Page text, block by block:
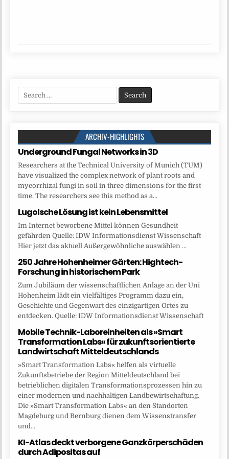
Search
for:
ARCHIV-HIGHLIGHTS
Underground Fungal Networks in 3D
Researchers at the Technical University of Munich (TUM)
have visualized the complex network of plant roots and
mycorrhizal fungi in soil in three dimensions for the first
time. The researchers see this method as a...
Lugolsche Lösung ist kein Lebensmittel
Im Internet beworbene Mittel können Gesundheit
gefährden Quelle: IDW Informationsdienst Wissenschaft
Hier jetzt das aktuell Außergewöhnliche auswählen ...
250 Jahre Hohenheimer Gärten: Hightech-
Forschung in historischem Park
Zum Jubiläum der wissenschaftlichen Anlage an der Uni
Hohenheim lädt ein vielfältiges Programm dazu ein,
Geschichte und Gegenwart des einzigartigen Ortes zu
entdecken. Quelle: IDW Informationsdienst Wissenschaft
Mobile Technik-Laboreinheiten als »Smart
Transformation Labs« für zukunftsorientierte
Landwirtschaft Mitteldeutschlands
»Smart Transformation Labs« helfen als virtuelle
Zukunftsbetriebe der Region Mitteldeutschland bei
betrieblichen digitalen Transformationsprozessen hin zu
einer modernen und nachhaltigen Landbewirtschaftung.
Die »Smart Transformation Labs« an den Standorten
Magdeburg und Bernburg dienen dem Wissenstransfer
und...
KI-Atlas deckt verborgene Ganzkörperschäden
durch Adipositas auf